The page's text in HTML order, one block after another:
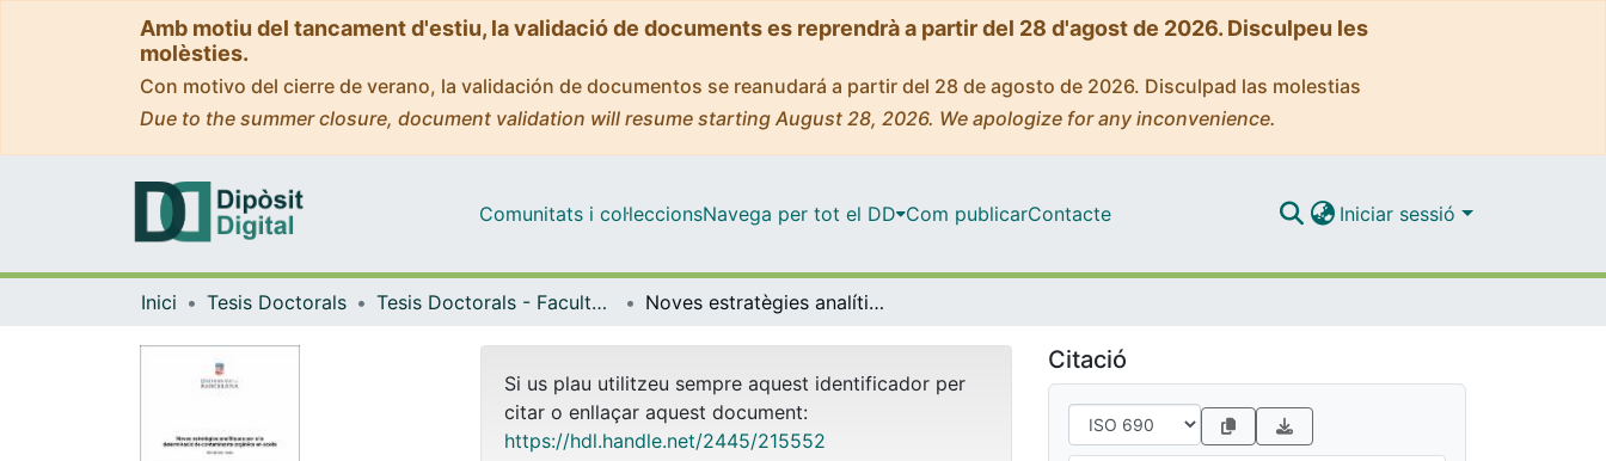
Amb motiu del tancament d'estiu, la validació de documents es reprendrà a partir del 28 d'agost de 2026. Disculpeu les
molèsties.
Con motivo del cierre de verano, la validación de documentos se reanudará a partir del 28 de agosto de 2026. Disculpad las molestias
Due to the summer closure, document validation will resume starting August 28, 2026. We apologize for any inconvenience.
Comunitats i col·leccionsNavega per tot el DD Com publicarContacte Iniciar sessió
Inici Tesis Doctorals Tesis Doctorals - Facultat - Química Noves estratègies analítiques per a la determinació de contaminants orgànics en ocells
Si us plau utilitzeu sempre aquest identificador per
citar o enllaçar aquest document:
https://hdl.handle.net/2445/215552
Citació